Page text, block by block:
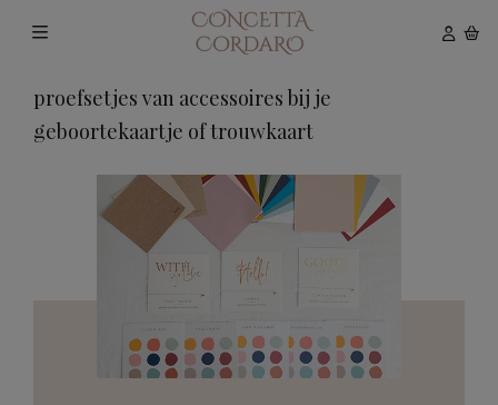
proefsetjes van accessoires bij je
geboortekaartje of trouwkaart